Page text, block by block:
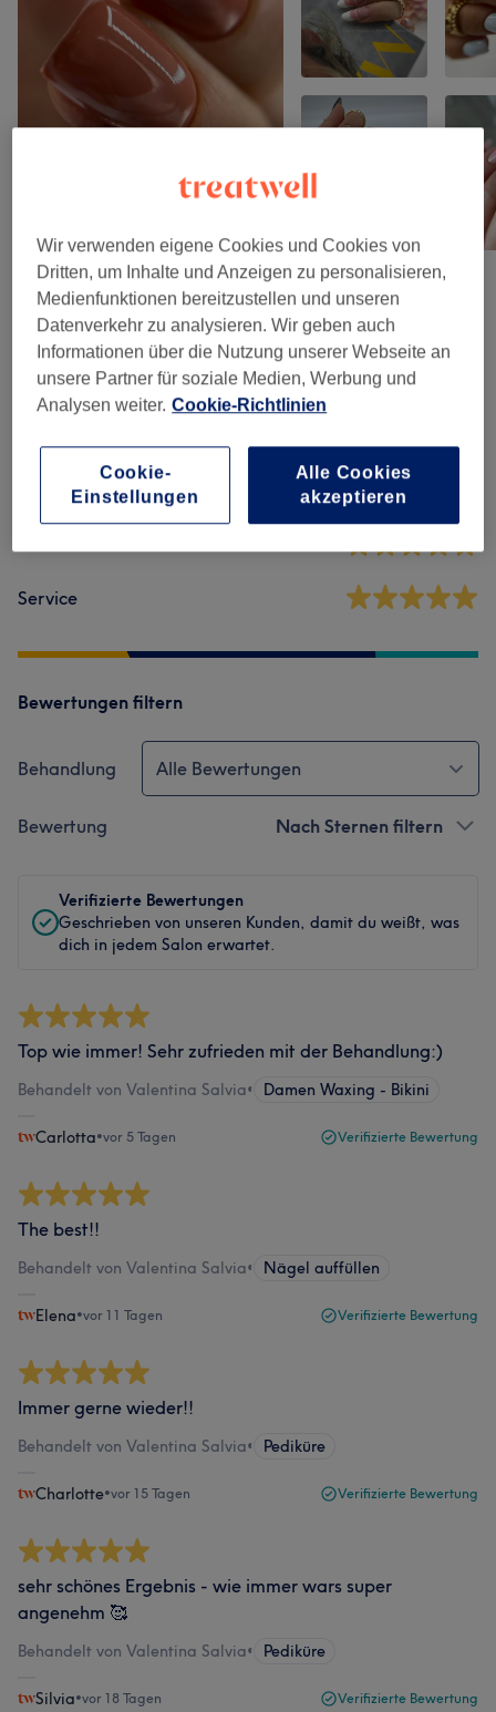
Salonbewertungen
4,9
Ambiente
Service
Bewertungen filtern
Behandlung Alle Bewertungen
Bewertung Nach Sternen filtern
Verifizierte Bewertungen
Geschrieben von unseren Kunden, damit du weißt, was
dich in jedem Salon erwartet.
Top wie immer! Sehr zufrieden mit der Behandlung:)
Behandelt von Valentina Salvia• Damen Waxing - Bikini
Carlotta•vor 5 Tagen Verifizierte Bewertung
The best!!
Behandelt von Valentina Salvia• Nägel auffüllen
Elena•vor 11 Tagen Verifizierte Bewertung
Immer gerne wieder!!
Behandelt von Valentina Salvia• Pediküre
Charlotte•vor 15 Tagen Verifizierte Bewertung
sehr schönes Ergebnis - wie immer wars super
angenehm 🥰
Behandelt von Valentina Salvia• Pediküre
Silvia•vor 18 Tagen Verifizierte Bewertung
Wir verwenden eigene Cookies und Cookies von
Dritten, um Inhalte und Anzeigen zu personalisieren,
Medienfunktionen bereitzustellen und unseren
Datenverkehr zu analysieren. Wir geben auch
Informationen über die Nutzung unserer Webseite an
unsere Partner für soziale Medien, Werbung und
Analysen weiter. Cookie-Richtlinien
Cookie-
Einstellungen
Alle Cookies
akzeptieren